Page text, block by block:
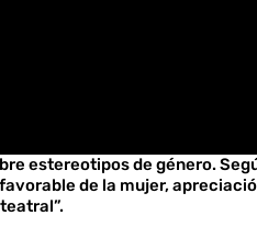
estereotipos de género.
de la mujer,